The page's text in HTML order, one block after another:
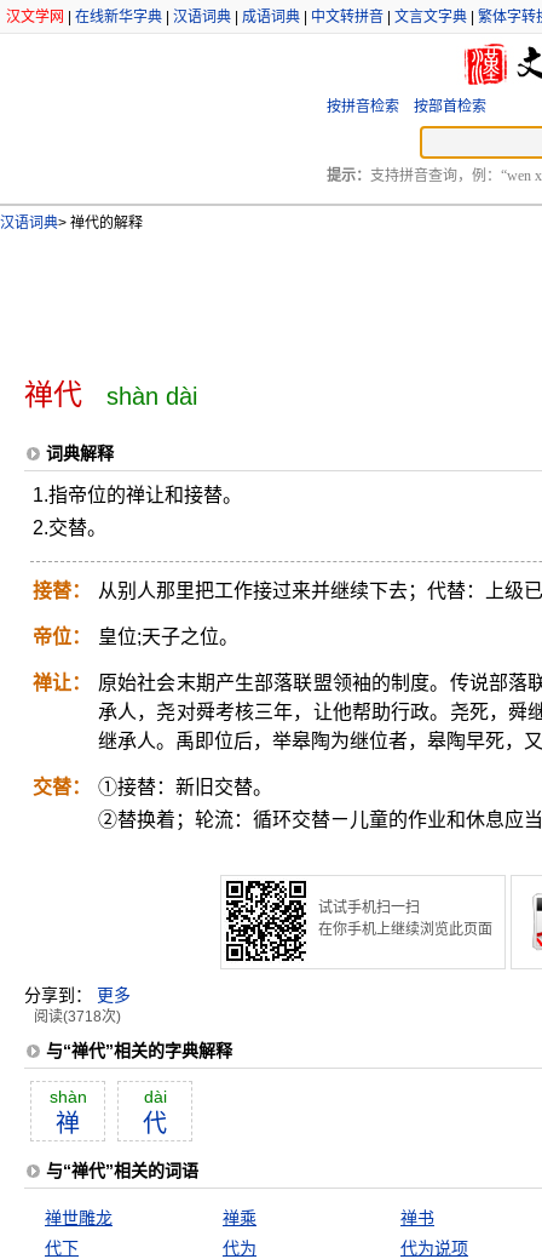
汉文学网 在线新华字典 汉语词典 成语词典 中文转拼音 文言文字典 繁体字转
按拼音检索 按部首检索
提示： 支持拼音查询，例：“wen
汉语词典> 禅代的解释
禅代 shàn dài
词典解释
1.指帝位的禅让和接替。
2.交替。
接替： 从别人那里把工作接过来并继续下去；代替：上级
帝位： 皇位;天子之位。
禅让：
原始社会末期产生部落联盟领袖的制度。传说部落
承人，尧对舜考核三年，让他帮助行政。尧死，舜
继承人。禹即位后，举皋陶为继位者，皋陶早死，
交替：
①接替：新旧交替。
②替换着；轮流：循环交替ㄧ儿童的作业和休息应
试试手机扫一扫
在你手机上继续浏览此页面
分享到： 更多
阅读(3718次)
与“禅代”相关的字典解释
shàn
禅
dài
代
与“禅代”相关的词语
禅世雕龙 禅乘
禅书
代下
代为 代为说项